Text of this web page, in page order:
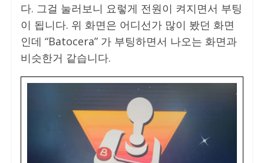
다. 그걸 눌러보니 요렇게 전원이 켜지면서 부팅
이 됩니다. 위 화면은 어디선가 많이 봤던 화면
인데 “Batocera” 가 부팅하면서 나오는 화면과
비슷한거 같습니다.